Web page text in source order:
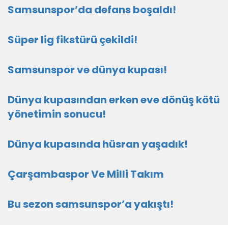
Samsunspor’da defans boşaldı!
Süper lig fikstürü çekildi!
Samsunspor ve dünya kupası!
Dünya kupasından erken eve dönüş kötü
yönetimin sonucu!
Dünya kupasında hüsran yaşadık!
Çarşambaspor Ve Milli Takım
Bu sezon samsunspor’a yakıştı!